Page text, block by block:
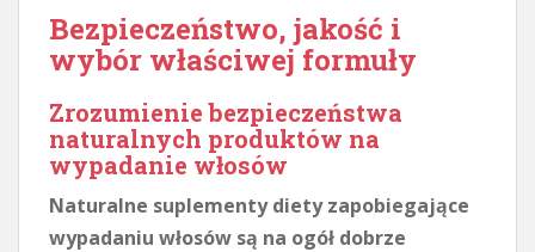
Bezpieczeństwo, jakość i
wybór właściwej formuły
Zrozumienie bezpieczeństwa
naturalnych produktów na
wypadanie włosów
Naturalne suplementy diety zapobiegające
wypadaniu włosów są na ogół dobrze